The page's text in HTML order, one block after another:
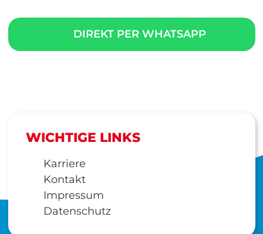
DIREKT PER WHATSAPP
WICHTIGE LINKS
Karriere
Kontakt
Impressum
Datenschutz